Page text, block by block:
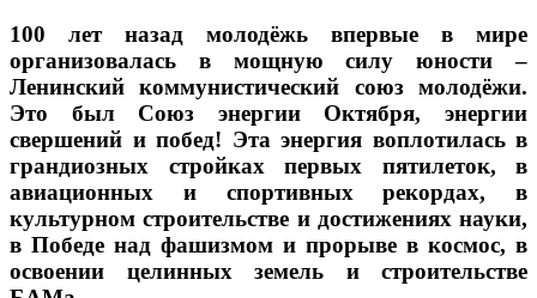
100 лет назад молодёжь впервые в мире
организовалась в мощную силу юности –
Ленинский коммунистический союз молодёжи.
Это был Союз энергии Октября, энергии
свершений и побед! Эта энергия воплотилась в
грандиозных стройках первых пятилеток, в
авиационных и спортивных рекордах, в
культурном строительстве и достижениях науки,
в Победе над фашизмом и прорыве в космос, в
освоении целинных земель и строительстве